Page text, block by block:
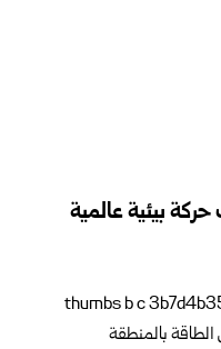
بيئية عالمية